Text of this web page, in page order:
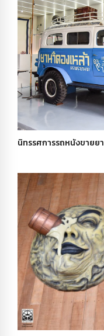
นิทรรศการรถหนังขายยา